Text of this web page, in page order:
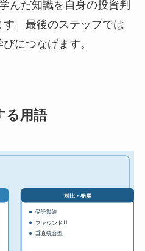
んだ知識を自身の投資判
。最後のステップでは
につなげます。
る用語
対比・発展
受託製造
ファウンドリ
垂直統合型